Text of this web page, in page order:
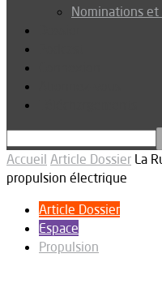
Nominations et
Accueil Article Dossier La
propulsion électrique
Article Dossier
Espace
Propulsion